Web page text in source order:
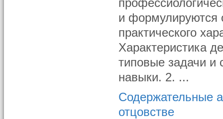
и формулируются
практического
Характеристика
типовые задачи и
навыки. 2. ...
Содержательные
отцовстве